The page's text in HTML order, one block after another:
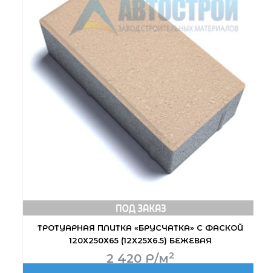
ТРОТУАРНАЯ ПЛИТКА «БРУСЧАТКА» С ФАСКОЙ
120Х250Х65 (12Х25Х6.5) БЕЖЕВАЯ
2 420 Р/м2